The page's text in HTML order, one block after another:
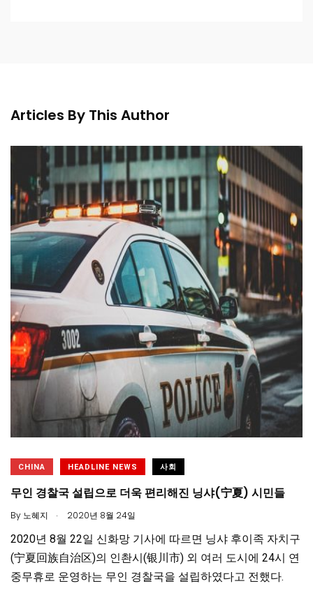
Articles By This Author
CHINA HEADLINE NEWS 사회
무인 경찰국 설립으로 더욱 편리해진 닝샤(宁夏) 시민들
By 노혜지 . 2020년 8월 24일
2020년 8월 22일 신화망 기사에 따르면 닝샤 후이족 자치구
(宁夏回族自治区)의 인촨시(银川市) 외 여러 도시에 24시 연
중무휴로 운영하는 무인 경찰국을 설립하였다고 전했다.